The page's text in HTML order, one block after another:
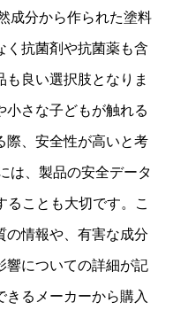
成分から作られた塗料
く抗菌剤や抗菌薬も含
も良い選択肢となりま
小さな子どもが触れる
際、安全性が高いと考
は、製品の安全データ
ることも大切です。こ
の情報や、有害な成分
響についての詳細が記
るメーカーから購入